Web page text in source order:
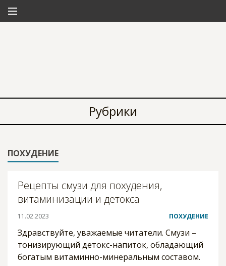
Рубрики
ПОХУДЕНИЕ
Рецепты смузи для похудения,
витаминизации и детокса
11.02.2023 ПОХУДЕНИЕ
Здравствуйте, уважаемые читатели. Смузи –
тонизирующий детокс-напиток, обладающий
богатым витаминно-минеральным составом.